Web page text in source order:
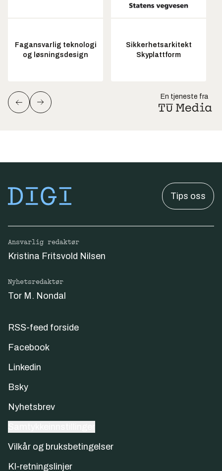
Fagansvarlig teknologi
og løsningsdesign
Sikkerhetsarkitekt
Skyplattform
En tjeneste fra
Tips oss
Ansvarlig redaktør
Kristina Fritsvold Nilsen
Nyhetsredaktør
Tor M. Nondal
RSS-feed forside
Facebook
Linkedin
Bsky
Nyhetsbrev
Vilkår og bruksbetingelser
KI-retningslinjer